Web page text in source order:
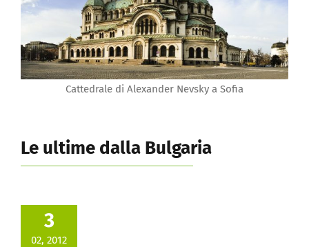
Cattedrale di Alexander Nevsky a Sofia
Le ultime dalla Bulgaria
3
02, 2012